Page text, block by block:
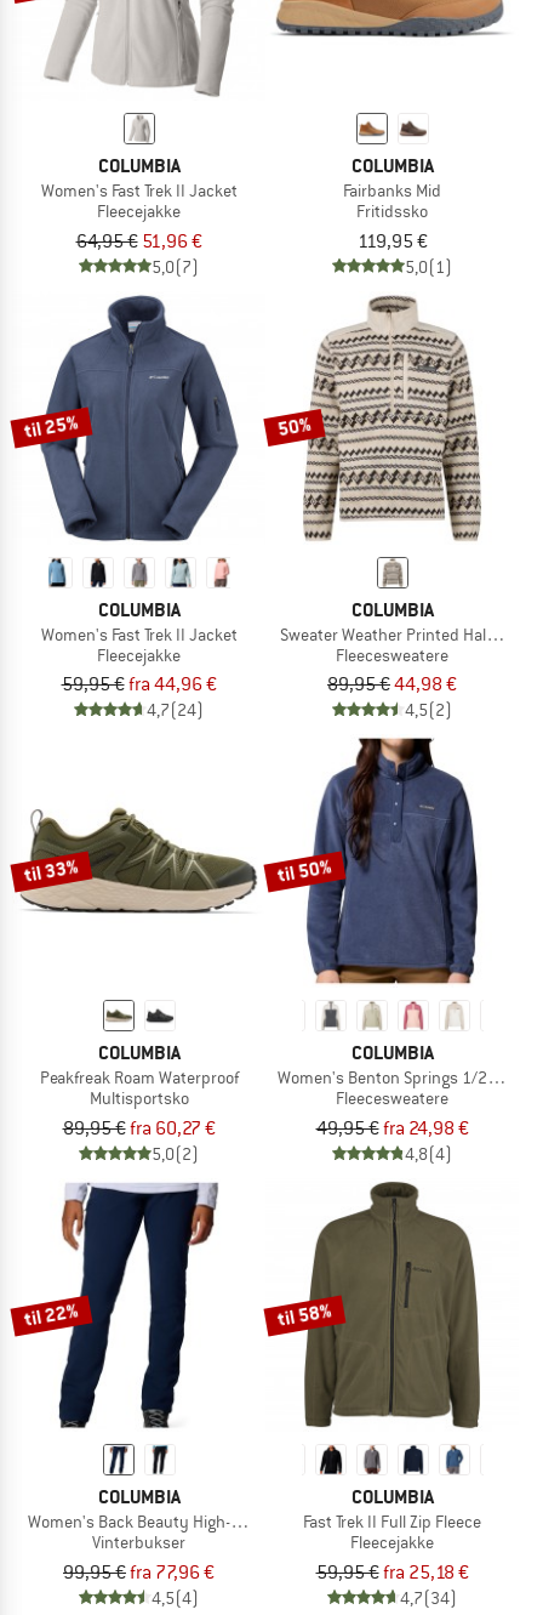
COLUMBIA
Women's Fast Trek II Jacket
Fleecejakke
64,95 € 51,96 €
5,0(7)
COLUMBIA
Fairbanks Mid
Fritidssko
119,95 €
5,0(1)
til 25%
COLUMBIA
Women's Fast Trek II Jacket
Fleecejakke
59,95 €fra 44,96 €
4,7(24)
50%
COLUMBIA
Sweater Weather Printed Half Zip II
Fleecesweatere
89,95 €44,98 €
4,5(2)
til 33%
COLUMBIA
Peakfreak Roam Waterproof
Multisportsko
89,95 €fra 60,27 €
5,0(2)
til 50%
COLUMBIA
Women's Benton Springs 1/2 Snap
Fleecesweatere
49,95 €fra 24,98 €
4,8(4)
til 22%
COLUMBIA
Women's Back Beauty High-Rise Pant
Vinterbukser
99,95 €fra 77,96 €
4,5(4)
til 58%
COLUMBIA
Fast Trek II Full Zip Fleece
Fleecejakke
59,95 €fra 25,18 €
4,7(34)